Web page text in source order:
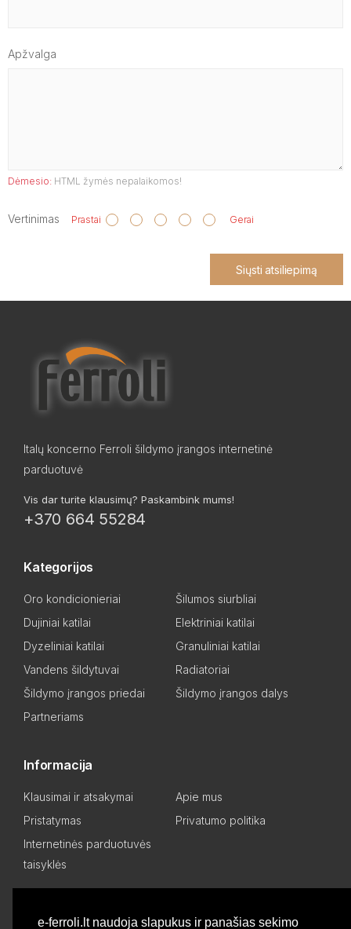
e-ferroli.lt naudoja slapukus ir panašias sekimo
Apžvalga
Dėmesio: HTML žymės nepalaikomos!
Vertinimas Prastai Gerai
Siųsti atsiliepimą
Italų koncerno Ferroli šildymo įrangos internetinė
parduotuvė
Vis dar turite klausimų? Paskambink mums!
+370 664 55284
Kategorijos
Oro kondicionieriai
Šilumos siurbliai
Dujiniai katilai
Elektriniai katilai
Dyzeliniai katilai
Granuliniai katilai
Vandens šildytuvai
Radiatoriai
Šildymo įrangos priedai
Šildymo įrangos dalys
Partneriams
Informacija
Klausimai ir atsakymai
Apie mus
Pristatymas
Privatumo politika
Internetinės parduotuvės
taisyklės